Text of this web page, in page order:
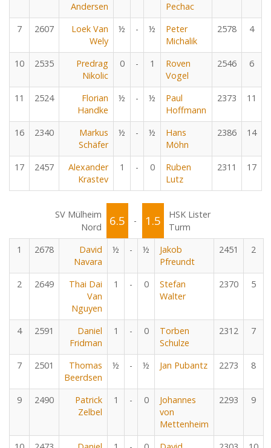
Andersen
Pechac
7 2607
Loek Van
Wely
½ - ½
Peter
Michalik
2578 4
10 2535
Predrag
Nikolic
0 - 1
Roven
Vogel
2546 6
11 2524
Florian
Handke
½ - ½
Paul
Hoffmann
2373 11
16 2340
Markus
Schäfer
½ - ½
Hans
Möhn
2386 14
17 2457
Alexander
Krastev
1 - 0
Ruben
Lutz
2311 17
SV Mülheim
Nord
6.5 - 1.5
HSK Lister
Turm
1
2678
David
Navara
½ - ½
Jakob
Pfreundt
2451 2
2 2649
Thai Dai
Van
Nguyen
1 - 0
Stefan
Walter
2370 5
4 2591
Daniel
Fridman
1 - 0
Torben
Schulze
2312 7
7 2501
Thomas
Beerdsen
½ - ½ Jan Pubantz 2273 8
9 2490
Patrick
Zelbel
1 - 0
Johannes
von
Mettenheim
2293 9